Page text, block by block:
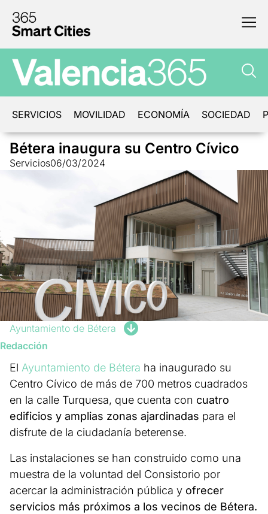
SERVICIOS MOVILIDAD ECONOMÍA SOCIEDAD
Bétera inaugura su Centro Cívico
Servicios06/03/2024
Ayuntamiento de Bétera
Redacción
El Ayuntamiento de Bétera ha inaugurado su
Centro Cívico de más de 700 metros cuadrados
en la calle Turquesa, que cuenta con cuatro
edificios y amplias zonas ajardinadas para el
disfrute de la ciudadanía beterense.
Las instalaciones se han construido como una
muestra de la voluntad del Consistorio por
acercar la administración pública y ofrecer
servicios más próximos a los vecinos de Bétera.